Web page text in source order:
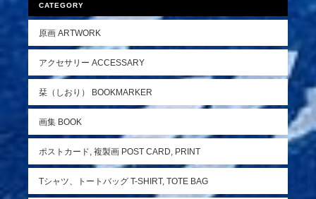
CATEGORY
原画 ARTWORK
アクセサリー ACCESSARY
栞（しおり） BOOKMARKER
画集 BOOK
ポストカード, 複製画 POST CARD, PRINT
Tシャツ、トートバッグ T-SHIRT, TOTE BAG